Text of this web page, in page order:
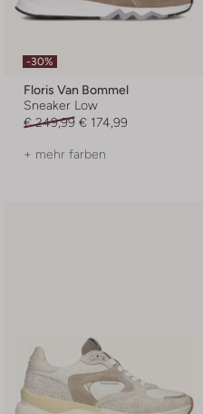
-30%
Floris Van Bommel
Sneaker Low
€ 249,99 € 174,99
+ mehr farben